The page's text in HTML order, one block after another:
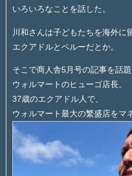
いろいろなことを話した。
川和さんは子どもたちを海外に
エクアドルとペルーだとか。
そこで商人舎5月号の記事を話題
ウォルマートのヒューゴ店長。
37歳のエクアドル人で、
ウォルマート最大の繁盛店をマ